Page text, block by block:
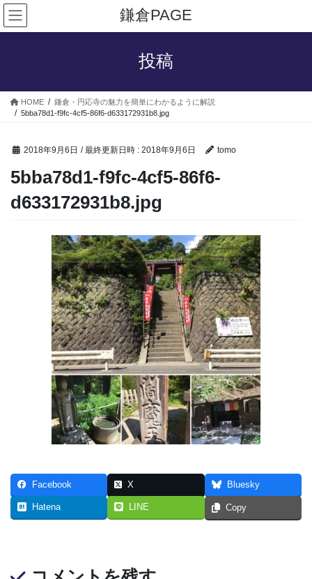
コ
ン
テ
ス
ナ
ビ
ゲ
ン
鎌倉PAGE
投稿
HOME
鎌倉・円応寺の魅力を簡単にわかるように解説
5bba78d1-f9fc-4cf5-86f6-d633172931b8.jpg
2018年9月6日 / 最終更新日時 : 2018年9月6日 tomo
5bba78d1-f9fc-4cf5-86f6-
d633172931b8.jpg
Facebook X Bluesky
Hatena LINE Copy